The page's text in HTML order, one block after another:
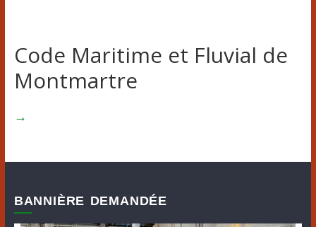
Code Maritime et Fluvial de
Montmartre
→
BANNIÈRE DEMANDÉE